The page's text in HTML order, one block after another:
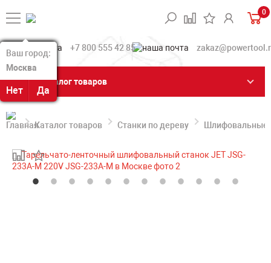
Ваш город:
Москва
Нет Да
Ваш город:
Москва
Нет Да
0
+7 800 555 42 85
Каталог товаров
Каталог товаров Станки по дереву Шлифовальные